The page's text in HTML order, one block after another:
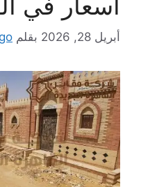
أبريل 28, 2026 بقلم